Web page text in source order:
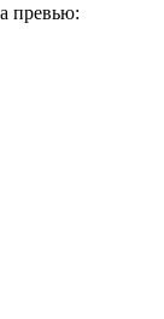
превью: